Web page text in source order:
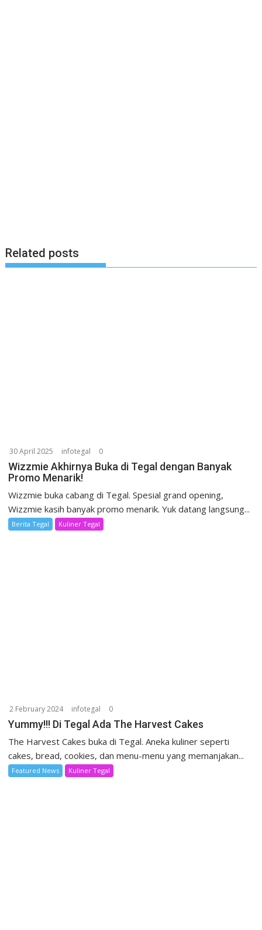
Related posts
30 April 2025 infotegal 0
Wizzmie Akhirnya Buka di Tegal dengan Banyak
Promo Menarik!
Wizzmie buka cabang di Tegal. Spesial grand opening,
Wizzmie kasih banyak promo menarik. Yuk datang langsung...
Berita Tegal Kuliner Tegal
2 February 2024 infotegal 0
Yummy!!! Di Tegal Ada The Harvest Cakes
The Harvest Cakes buka di Tegal. Aneka kuliner seperti
cakes, bread, cookies, dan menu-menu yang memanjakan...
Featured News Kuliner Tegal